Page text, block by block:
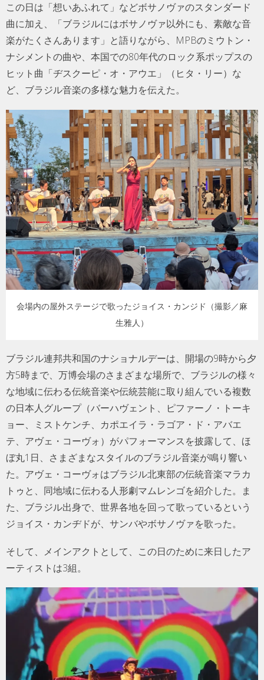
この日は「想いあふれて」などボサノヴァのスタンダード
曲に加え、「ブラジルにはボサノヴァ以外にも、素敵な音
楽がたくさんあります」と語りながら、MPBのミウトン・
ナシメントの曲や、本国での80年代のロック系ポップスの
ヒット曲「ヂスクーピ・オ・アウエ」（ヒタ・リー）な
ど、ブラジル音楽の多様な魅力を伝えた。
会場内の屋外ステージで歌ったジョイス・カンジド（撮影／麻
生雅人）
ブラジル連邦共和国のナショナルデーは、開場の9時から夕
方5時まで、万博会場のさまざまな場所で、ブラジルの様々
な地域に伝わる伝統音楽や伝統芸能に取り組んでいる複数
の日本人グループ（バーハヴェント、ピファーノ・トーキ
ョー、ミストケンチ、カポエイラ・ラゴア・ド・アバエ
テ、アヴェ・コーヴォ）がパフォーマンスを披露して、ほ
ぼ丸1日、さまざまなスタイルのブラジル音楽が鳴り響い
た。アヴェ・コーヴォはブラジル北東部の伝統音楽マラカ
トゥと、同地域に伝わる人形劇マムレンゴを紹介した。ま
た、ブラジル出身で、世界各地を回って歌っているという
ジョイス・カンヂドが、サンバやボサノヴァを歌った。
そして、メインアクトとして、この日のために来日したア
ーティストは3組。